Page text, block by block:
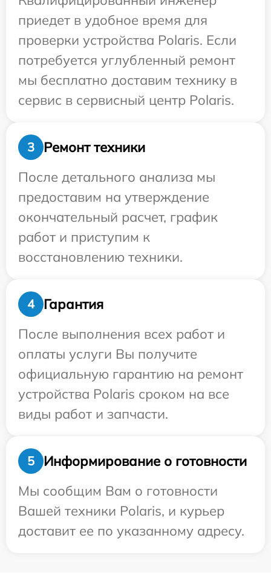
приедет в удобное время для
проверки устройства Polaris. Если
потребуется углубленный ремонт
мы бесплатно доставим технику в
сервис в сервисный центр Polaris.
3
Ремонт техники
После детального анализа мы
предоставим на утверждение
окончательный расчет, график
работ и приступим к
восстановлению техники.
4
Гарантия
После выполнения всех работ и
оплаты услуги Вы получите
официальную гарантию на ремонт
устройства Polaris сроком на все
виды работ и запчасти.
5
Информирование о готовности
Мы сообщим Вам о готовности
Вашей техники Polaris, и курьер
доставит ее по указанному адресу.